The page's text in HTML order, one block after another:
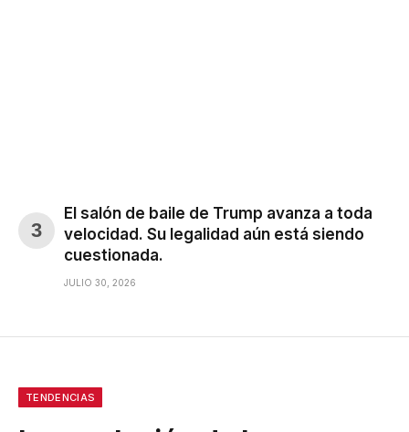
El salón de baile de Trump avanza a toda
velocidad. Su legalidad aún está siendo
cuestionada.
JULIO 30, 2026
TENDENCIAS